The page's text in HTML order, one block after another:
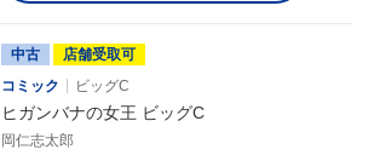
中古
店舗受取可
コミック
ビッグC
ヒガンバナの女王 ビッグC
岡仁志太郎